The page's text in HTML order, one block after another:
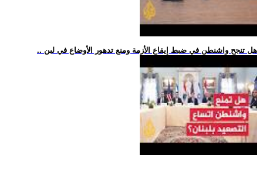
.. هل تنجح واشنطن في ضبط إيقاع الأزمة ومنع تدهور الأوضاع في لبن